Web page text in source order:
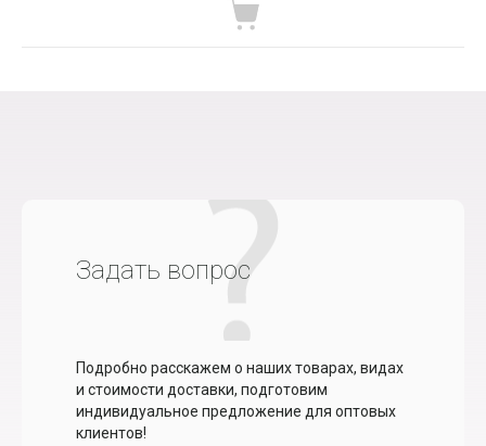
Задать вопрос
Подробно расскажем о наших товарах, видах
и стоимости доставки, подготовим
индивидуальное предложение для оптовых
клиентов!